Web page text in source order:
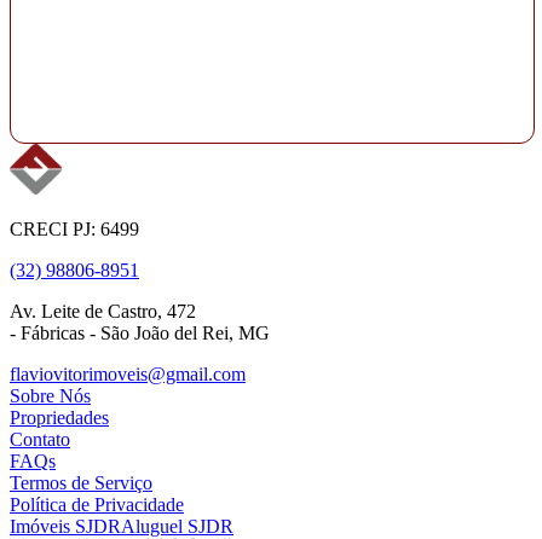
CRECI PJ: 6499
(32) 98806-8951
Av. Leite de Castro, 472
- Fábricas - São João del Rei, MG
flaviovitorimoveis@gmail.com
Sobre Nós
Propriedades
Contato
FAQs
Termos de Serviço
Política de Privacidade
Imóveis SJDRAluguel SJDR